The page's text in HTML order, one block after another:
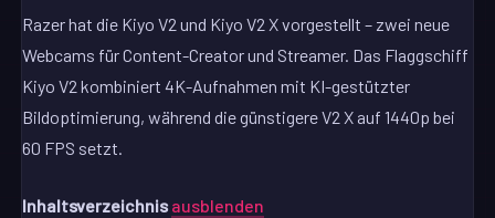
Razer hat die Kiyo V2 und Kiyo V2 X vorgestellt – zwei neue
Webcams für Content-Creator und Streamer. Das Flaggschiff
Kiyo V2 kombiniert 4K-Aufnahmen mit KI-gestützter
Bildoptimierung, während die günstigere V2 X auf 1440p bei
60 FPS setzt.
Inhaltsverzeichnis ausblenden